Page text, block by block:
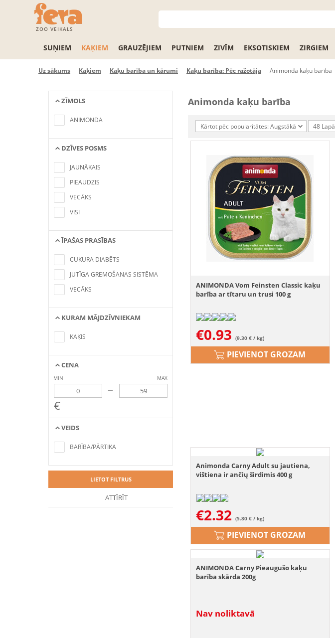
ZOO VEIKALS
SUŅIEM KAĶIEM GRAUZĒJIEM PUTNIEM ZIVĪM EKSOTISKIEM ZIRGIEM
Uz sākums Kaķiem Kaķu barība un kārumi Kaķu barība: Pēc ražotāja Animonda kaķu barība
ZĪMOLS
criteria
ANIMONDA
DZĪVES POSMS
JAUNĀKAIS
PIEAUDZIS
VECĀKS
VISI
ĪPAŠAS PRASĪBAS
criteria
CUKURA DIABĒTS
JUTĪGA GREMOŠANAS SISTĒMA
VECĀKS
KURAM MĀJDZĪVNIEKAM
KAĶIS
CENA
MIN MAX
–
€
VEIDS
criteria
BARĪBA/PĀRTIKA
LIETOT FILTRUS
ATTĪRĪT
Animonda kaķu barība
Kārtot pēc popularitātes: Augstākā 48 Lapā
ANIMONDA Vom Feinsten Classic kaķu
barība ar tītaru un trusi 100 g
€0.93 (9.30 € / kg)
PIEVIENOT GROZAM
Animonda Carny Adult su jautiena,
vištiena ir ančių širdimis 400 g
€2.32 (5.80 € / kg)
PIEVIENOT GROZAM
ANIMONDA Carny Pieaugušo kaķu
barība skārda 200g
Nav noliktavā